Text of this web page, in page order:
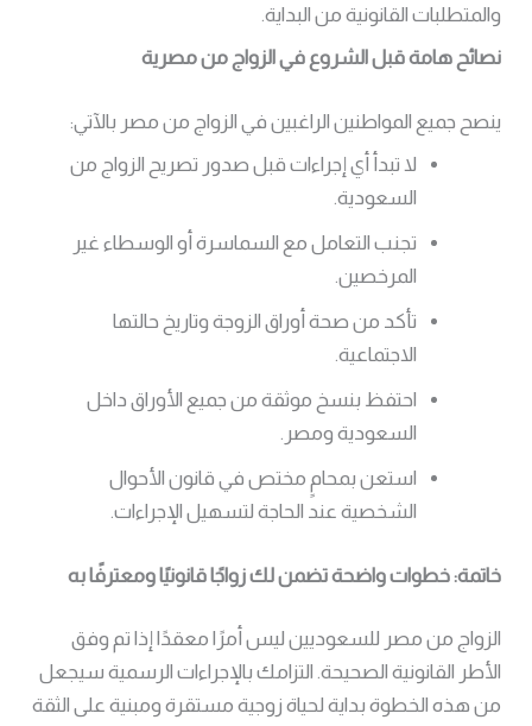
والمتطلبات القانونية من البداية.
نصائح هامة قبل الشروع في الزواج من مصرية
ينصح جميع المواطنين الراغبين في الزواج من مصر بالآتي:
لا تبدأ أي إجراءات قبل صدور تصريح الزواج من
السعودية.
تجنب التعامل مع السماسرة أو الوسطاء غير
المرخصين.
تأكد من صحة أوراق الزوجة وتاريخ حالتها
الاجتماعية.
احتفظ بنسخ موثقة من جميع الأوراق داخل
السعودية ومصر.
استعن بمحامٍ مختص في قانون الأحوال
الشخصية عند الحاجة لتسهيل الإجراءات.
خاتمة: خطوات واضحة تضمن لك زواجًا قانونيًا ومعترفًا به
الزواج من مصر للسعوديين ليس أمرًا معقدًا إذا تم وفق
الأطر القانونية الصحيحة. التزامك بالإجراءات الرسمية سيجعل
من هذه الخطوة بداية لحياة زوجية مستقرة ومبنية على الثقة